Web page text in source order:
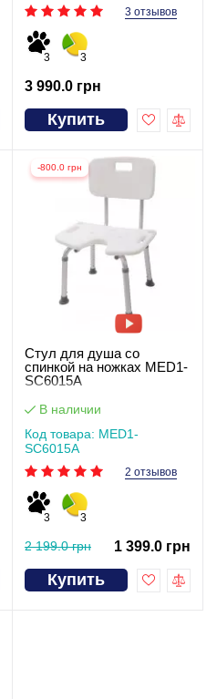
3 отзывов
3 3
3 990.0 грн
Купить
-800.0 грн
Стул для душа со
спинкой на ножках MED1-
SC6015A
В наличии
Код товара: MED1-
SC6015A
2 отзывов
3 3
2 199.0 грн 1 399.0 грн
Купить